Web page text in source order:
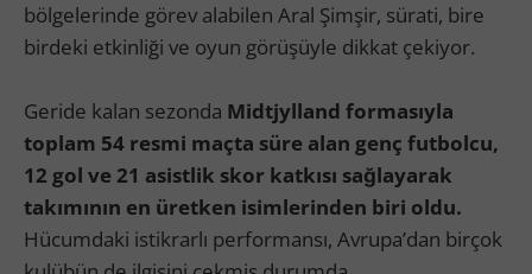
bölgelerinde görev alabilen Aral Şimşir, sürati, bire
birdeki etkinliği ve oyun görüşüyle dikkat çekiyor.
Geride kalan sezonda Midtjylland formasıyla
toplam 54 resmi maçta süre alan genç futbolcu,
12 gol ve 21 asistlik skor katkısı sağlayarak
takımının en üretken isimlerinden biri oldu.
Hücumdaki istikrarlı performansı, Avrupa’dan birçok